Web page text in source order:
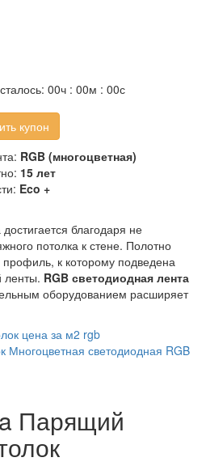
00ч : 00м : 00с
купон
RGB (многоцветная)
15 лет
Eco +
благодаря не
потолка к стене. Полотно
к которому подведена
ленты. RGB светодиодная лента
оборудованием расширяет
Многоцветная светодиодная RGB
Парящий